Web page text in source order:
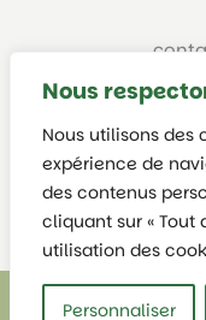
Nous
Nous utilisons des
expérience de
des contenus
cliquant sur « Tout
utilisation des
Personnaliser
Politique de